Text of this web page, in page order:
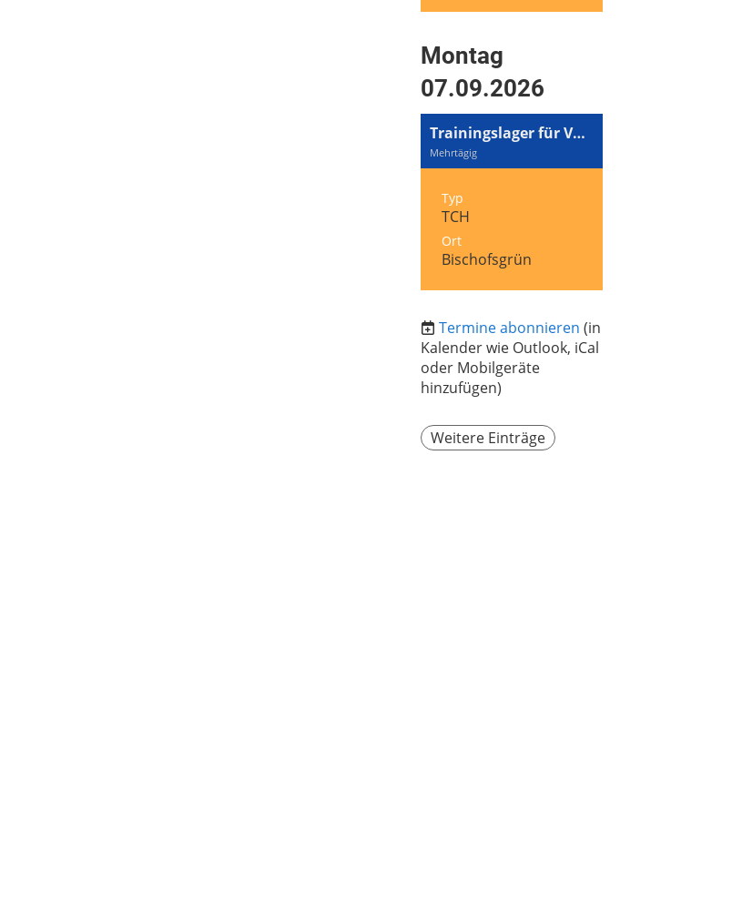
Montag
07.09.2026
Trainingslager für Volleyball und Tennis
Mehrtägig
Typ
TCH
Ort
Bischofsgrün
Termine abonnieren (in
Kalender wie Outlook, iCal
oder Mobilgeräte
hinzufügen)
Weitere Einträge